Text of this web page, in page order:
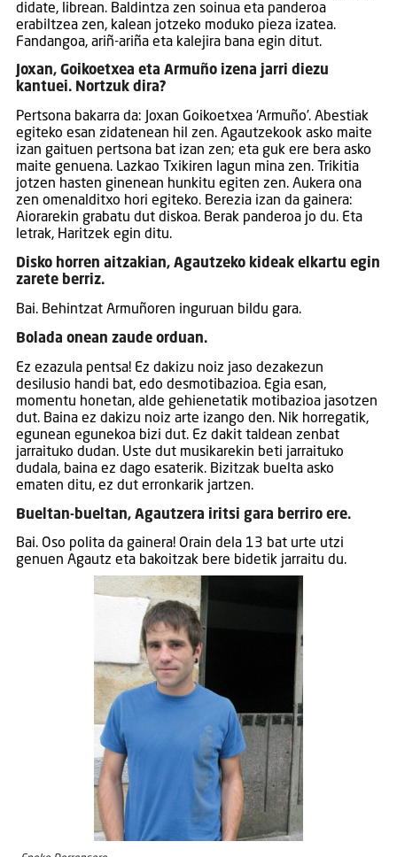
didate, librean. Baldintza zen soinua eta panderoa
erabiltzea zen, kalean jotzeko moduko pieza izatea.
Fandangoa, ariñ-ariña eta kalejira bana egin ditut.
Joxan, Goikoetxea eta Armuño izena jarri diezu
kantuei. Nortzuk dira?
Pertsona bakarra da: Joxan Goikoetxea ‘Armuño’. Abestiak
egiteko esan zidatenean hil zen. Agautzekook asko maite
izan gaituen pertsona bat izan zen; eta guk ere bera asko
maite genuena. Lazkao Txikiren lagun mina zen. Trikitia
jotzen hasten ginenean hunkitu egiten zen. Aukera ona
zen omenalditxo hori egiteko. Berezia izan da gainera:
Aiorarekin grabatu dut diskoa. Berak panderoa jo du. Eta
letrak, Haritzek egin ditu.
Disko horren aitzakian, Agautzeko kideak elkartu egin
zarete berriz.
Bai. Behintzat Armuñoren inguruan bildu gara.
Bolada onean zaude orduan.
Ez ezazula pentsa! Ez dakizu noiz jaso dezakezun
desilusio handi bat, edo desmotibazioa. Egia esan,
momentu honetan, alde gehienetatik motibazioa jasotzen
dut. Baina ez dakizu noiz arte izango den. Nik horregatik,
egunean egunekoa bizi dut. Ez dakit taldean zenbat
jarraituko dudan. Uste dut musikarekin beti jarraituko
dudala, baina ez dago esaterik. Bizitzak buelta asko
ematen ditu, ez dut erronkarik jartzen.
Bueltan-bueltan, Agautzera iritsi gara berriro ere.
Bai. Oso polita da gainera! Orain dela 13 bat urte utzi
genuen Agautz eta bakoitzak bere bidetik jarraitu du.